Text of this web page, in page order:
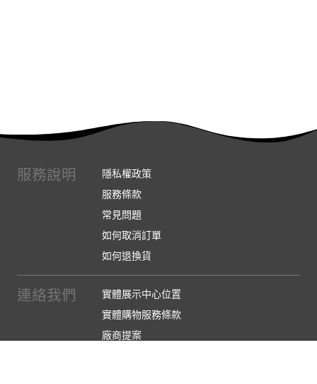
服務說明
隱私權政策
服務條款
常見問題
如何取消訂單
如何退換貨
連絡我們
實體展示中心位置
實體購物服務條款
廠商提案